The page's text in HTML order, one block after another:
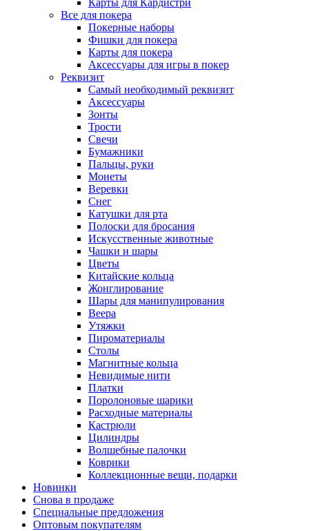
Карты для Кардистри
Все для покера
Покерные наборы
Фишки для покера
Карты для покера
Аксессуары для игры в покер
Реквизит
Самый необходимый реквизит
Аксессуары
Зонты
Трости
Свечи
Бумажники
Пальцы, руки
Монеты
Веревки
Снег
Катушки для рта
Полоски для бросания
Искусственные животные
Чашки и шары
Цветы
Китайские кольца
Жонглирование
Шары для манипулирования
Веера
Утяжки
Пироматериалы
Столы
Магнитные кольца
Невидимые нити
Платки
Поролоновые шарики
Расходные материалы
Кастрюли
Цилиндры
Волшебные палочки
Коврики
Коллекционные вещи, подарки
Новинки
Снова в продаже
Специальные предложения
Оптовым покупателям